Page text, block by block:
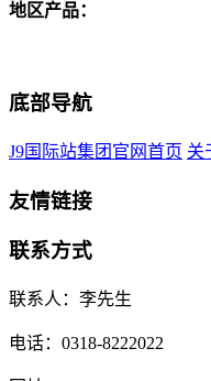
地区产品：
底部导航
J9国际站集团官网首页 关
友情链接
联系方式
联系人：李先生
电话：0318-8222022